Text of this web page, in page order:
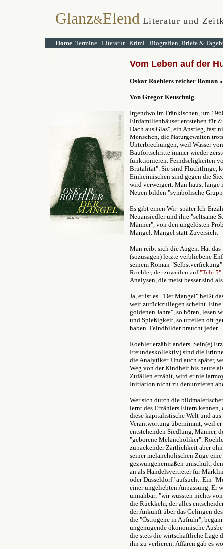
Glanz&Elend Literatur und
Home Termine Literatur Krimi Biografien, Briefe &
Vom Leben auf der
Oskar Roehlers reicher Roman »
Von Gregor Keuschnig
Irgendwo im Fränkischen, um
Einfamilienhäuser entstehen für
Dach aus Glas", ein Anstieg, fast
Menschen, die Naturgewalten
Unterbrechungen, weil Wasser
Baufortschritte immer wieder
funktionieren. Feindseligkeiten
Brutalität". Sie sind Flüchtlinge,
Einheimischen sind gegen die
wird verweigert. Man haust
Neuen bilden "symbolische
Es gibt einen Wir- später Ich-
Neuansiedler und ihre "seltsame
Männer", von den ungelösten
Mangel. Mangel statt Zuversicht
Man reibt sich die Augen. Hat
(sozusagen) letzte verbliebene
seinem Roman
Roehler, der zuweilen auf"Tele 5"
Analysen, die meist besser sind
Ja, er ist es. "Der Mangel" heißt
weit zurückzuliegen scheint.
goldenen Jahre", so hören, lesen
und Spießigkeit, so urteilen oft
haben. Feindbilder braucht jeder.
Roehler erzählt anders. Sein(e)
Freundeskollektiv) sind die
die Analytiker. Und auch später,
Weg von der Kindheit bis heute
Zufällen erzählt, wird er nie
Initiation nicht zu denunzieren
Wer sich durch die
lernt des Erzählers Eltern
diese kapitalistische Welt und
Verantwortung übernimmt, weil er
entstehenden Siedlung, Männer,
"geborene Melancholiker".
zupackender Zärtlichkeit aber
seiner melancholischen Züge
gezwungenermaßen umschult,
an als Handelsvertreter für
oder Düsseldorf" aufsucht. Ein
einer ungeliebten Anpassung. Er
unnahbar; "wir wussten nichts
die Rückkehr, der alles
der Ankunft über das Gelingen
die "Östrogene in Aufruhr",
ungenügende ökonomische
die stets die wirtschaftliche Lage
ihn zu verlieren; Affären gab es